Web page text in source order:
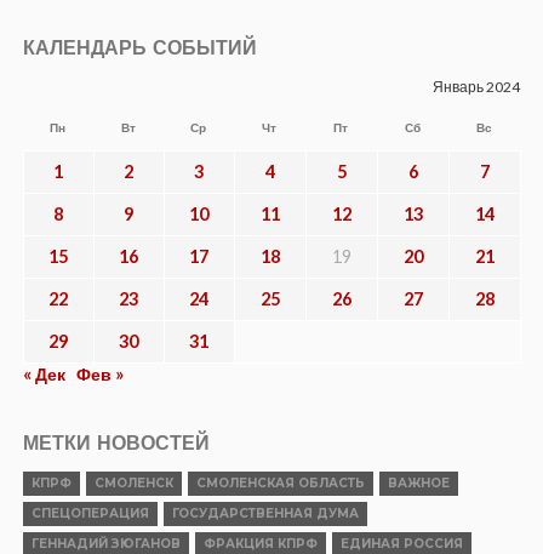
КАЛЕНДАРЬ СОБЫТИЙ
Январь 2024
Пн Вт Ср Чт Пт Сб Вс
1 2 3 4 5 6 7
8 9 10 11 12 13 14
15 16 17 18 19 20 21
22 23 24 25 26 27 28
29 30
31
« Дек Фев »
МЕТКИ НОВОСТЕЙ
КПРФ СМОЛЕНСК СМОЛЕНСКАЯ ОБЛАСТЬ
ВАЖНОЕ
СПЕЦОПЕРАЦИЯ
ГОСУДАРСТВЕННАЯ ДУМА
ГЕННАДИЙ ЗЮГАНОВ
ФРАКЦИЯ КПРФ
ЕДИНАЯ РОССИЯ